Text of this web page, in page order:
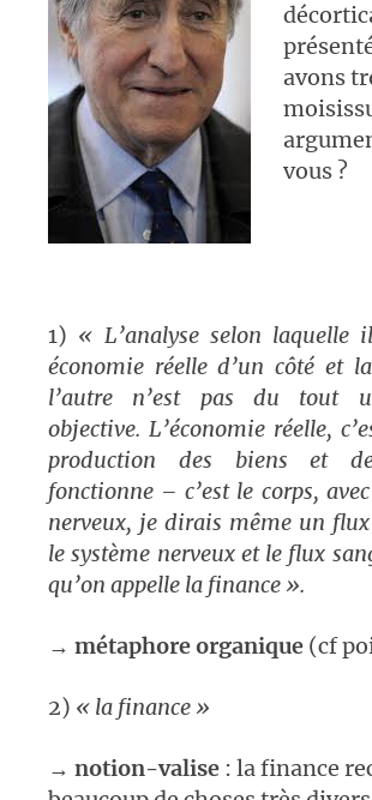
avons
vous ?
1) « L’analyse selon laquelle
économie réelle d’un côté et
l’autre n’est pas du tout
objective. L’économie réelle,
production des biens et
fonctionne – c’est le corps,
nerveux, je dirais même un
le système nerveux et le flux
qu’on appelle la finance ».
→ métaphore organique (cf
2) « la finance »
→ notion-valise : la finance